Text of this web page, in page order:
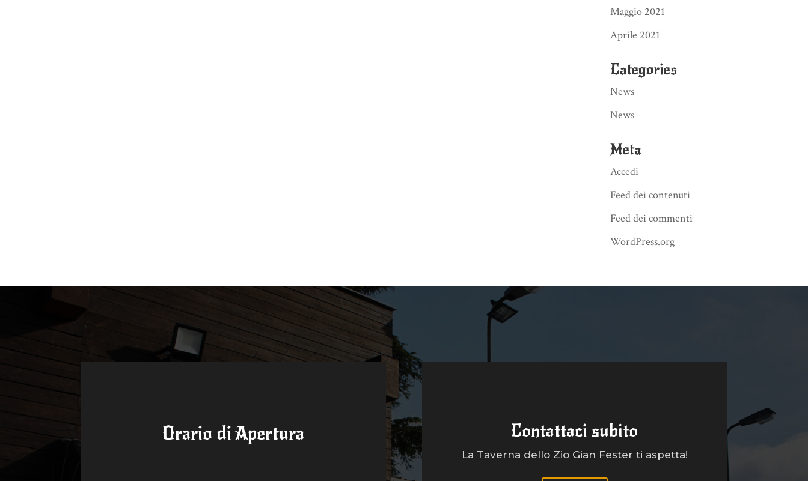
Maggio 2021
Aprile 2021
Categories
News
News
Meta
Accedi
Feed dei contenuti
Feed dei commenti
WordPress.org
Orario di Apertura Contattaci subito
La Taverna dello Zio Gian Fester ti aspetta!